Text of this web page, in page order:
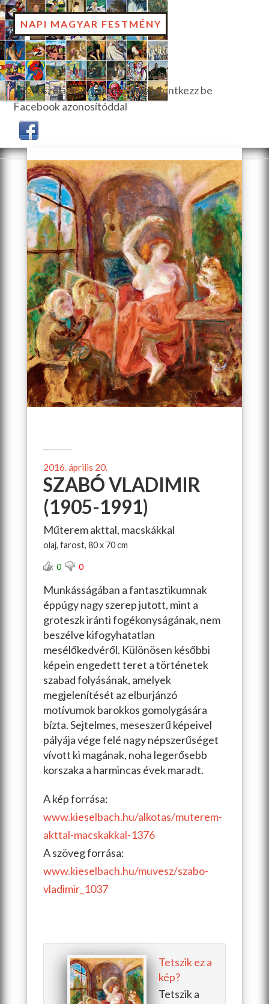
NAPI MAGYAR FESTMÉNY
Hozzászóláshoz, szavazáshoz jelentkezz be
Facebook azonosítóddal
2016. április 20.
SZABÓ VLADIMIR
(1905-1991)
Műterem akttal, macskákkal
olaj, farost, 80 x 70 cm
0 0
Munkásságában a fantasztikumnak
éppúgy nagy szerep jutott, mint a
groteszk iránti fogékonyságának, nem
beszélve kifogyhatatlan
mesélőkedvéről. Különösen későbbi
képein engedett teret a történetek
szabad folyásának, amelyek
megjelenítését az elburjánzó
motívumok barokkos gomolygására
bízta. Sejtelmes, meseszerű képeivel
pályája vége felé nagy népszerűséget
vívott ki magának, noha legerősebb
korszaka a harmincas évek maradt.
A kép forrása:
www.kieselbach.hu/alkotas/muterem-
akttal-macskakkal-1376
A szöveg forrása:
www.kieselbach.hu/muvesz/szabo-
vladimir_1037
Tetszik ez a
kép?
Tetszik a